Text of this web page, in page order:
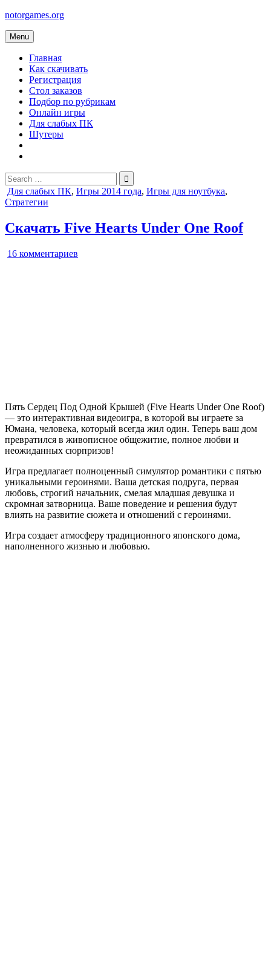
Skip
content
notorgames.org
Menu
Главная
Как скачивать
Регистрация
Стол заказов
Подбор по рубрикам
Онлайн игры
Для слабых ПК
Шутеры
Search
for:
Posted
in
Для слабых ПК, Игры 2014 года, Игры для ноутбука,
Стратегии
Скачать Five Hearts Under One Roof
16 комментариев
Пять Сердец Под Одной Крышей (Five Hearts Under One Roof)
— это интерактивная видеоигра, в которой вы играете за
Юмана, человека, который всегда жил один. Теперь ваш дом
превратился в живописное общежитие, полное любви и
неожиданных сюрпризов!
Игра предлагает полноценный симулятор романтики с пятью
уникальными героинями. Ваша детская подруга, первая
любовь, строгий начальник, смелая младшая девушка и
скромная затворница. Ваше поведение и решения будут
влиять на развитие сюжета и отношений с героинями.
Игра создает атмосферу традиционного японского дома,
наполненного жизнью и любовью.